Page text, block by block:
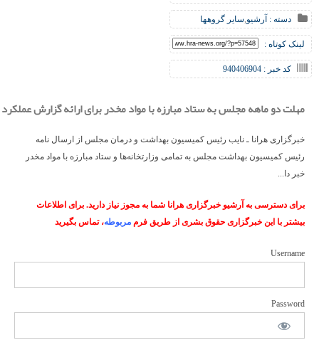
دسته : آرشیو,سایر گروهها
لینک کوتاه :
کد خبر : 940406904
مهلت دو ماهه مجلس به ستاد مبارزه با مواد مخدر برای ارائه گزارش عملکرد
خبرگزاری هرانا ـ نایب رئیس کمیسیون بهداشت و درمان مجلس از ارسال نامه‌
رئیس کمیسیون بهداشت مجلس به تمامی وزارتخانه‌ها و ستاد مبارزه با مواد مخدر
خبر دا...
برای دسترسی به آرشیو خبرگزاری هرانا شما به مجوز نیاز دارید. برای اطلاعات
بیشتر با این خبرگزاری حقوق بشری از طریق فرم مربوطه، تماس بگیرید
Username
Password